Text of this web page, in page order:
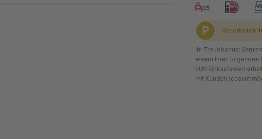
P Sie erhalten
Ihr Treuebonus:
einem Ihrer folgenden
EUR Einkaufswert
mit Kundenaccount